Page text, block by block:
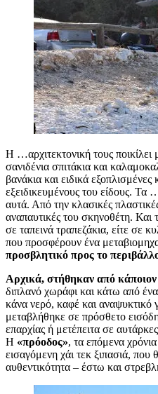
Η …αρχιτεκτονική τους
σανιδένια σπιτάκια και
βανάκια και ειδικά εξοπλισμένες
εξειδικευμένους του είδους. Τα
αυτά. Από την κλασικές
αναπαυτικές του σκηνοθέτη. Και
σε ταπεινά τραπεζάκια, είτε σε
που προσφέρουν ένα
προσβλητικό προς το
Αρχικά, στήθηκαν από
διπλανό χωράφι και κάτω από
κάνα νερό, καφέ και αναψυκτικό
μεταβλήθηκε σε πρόσθετο
επαρχίας ή μετέπειτα σε
Η «πρόοδος», τα επόμενα
εισαγόμενη χάι τεκ ξιπασιά, που
αυθεντικότητα – έστω και